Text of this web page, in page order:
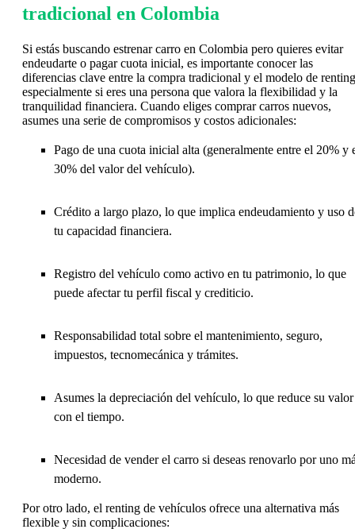
tradicional en Colombia
Si estás buscando estrenar carro en Colombia pero quieres evitar
endeudarte o pagar cuota inicial, es importante conocer las
diferencias clave entre la compra tradicional y el modelo de
especialmente si eres una persona que valora la flexibilidad y la
tranquilidad financiera. Cuando eliges comprar carros nuevos,
asumes una serie de compromisos y costos adicionales:
Pago de una cuota inicial alta (generalmente entre el 20% y
30% del valor del vehículo).
Crédito a largo plazo, lo que implica endeudamiento y uso
tu capacidad financiera.
Registro del vehículo como activo en tu patrimonio, lo que
puede afectar tu perfil fiscal y crediticio.
Responsabilidad total sobre el mantenimiento, seguro,
impuestos, tecnomecánica y trámites.
Asumes la depreciación del vehículo, lo que reduce su valor
con el tiempo.
Necesidad de vender el carro si deseas renovarlo por uno
moderno.
Por otro lado, el renting de vehículos ofrece una alternativa más
flexible y sin complicaciones: